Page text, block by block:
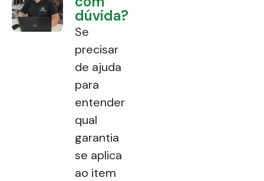
dúvida?
Se
precisar
de ajuda
para
entender
qual
garantia
se aplica
ao item